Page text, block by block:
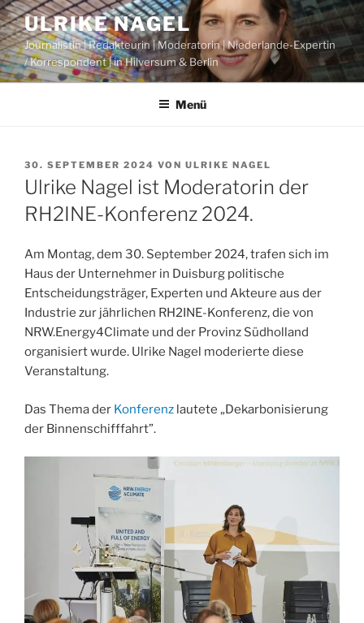
Zum
Inhalt
springen
ULRIKE NAGEL
Journalistin | Redakteurin | Moderatorin | Niederlande-Expertin
/ Korrespondent | in Hilversum & Berlin
Menü
VERÖFFENTLICHT
AM
30. SEPTEMBER 2024 VON ULRIKE NAGEL
Ulrike Nagel ist Moderatorin der
RH2INE-Konferenz 2024.
Am Montag, dem 30. September 2024, trafen sich im
Haus der Unternehmer in Duisburg politische
Entscheidungsträger, Experten und Akteure aus der
Industrie zur jährlichen RH2INE-Konferenz, die von
NRW.Energy4Climate und der Provinz Südholland
organisiert wurde. Ulrike Nagel moderierte diese
Veranstaltung.
Das Thema der Konferenz lautete „Dekarbonisierung
der Binnenschifffahrt”.